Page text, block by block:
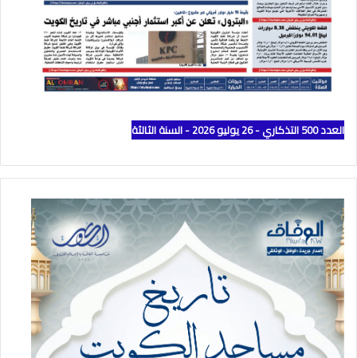
العدد 500 التذكاري - 26 يوليو 2026 - السنة الثالثة